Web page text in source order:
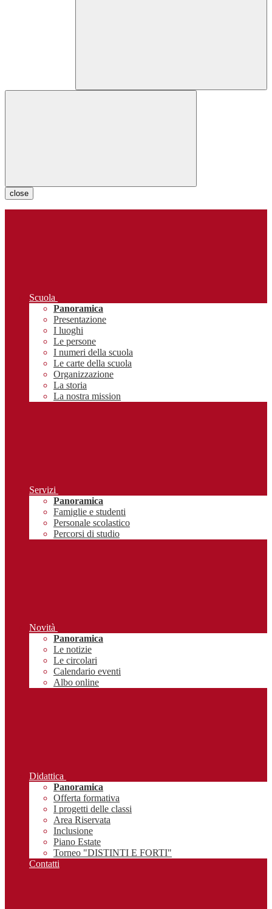
close
Scuola
Panoramica
Presentazione
I luoghi
Le persone
I numeri della scuola
Le carte della scuola
Organizzazione
La storia
La nostra mission
Servizi
Panoramica
Famiglie e studenti
Personale scolastico
Percorsi di studio
Novità
Panoramica
Le notizie
Le circolari
Calendario eventi
Albo online
Didattica
Panoramica
Offerta formativa
I progetti delle classi
Area Riservata
Inclusione
Piano Estate
Torneo "DISTINTI E FORTI"
Contatti